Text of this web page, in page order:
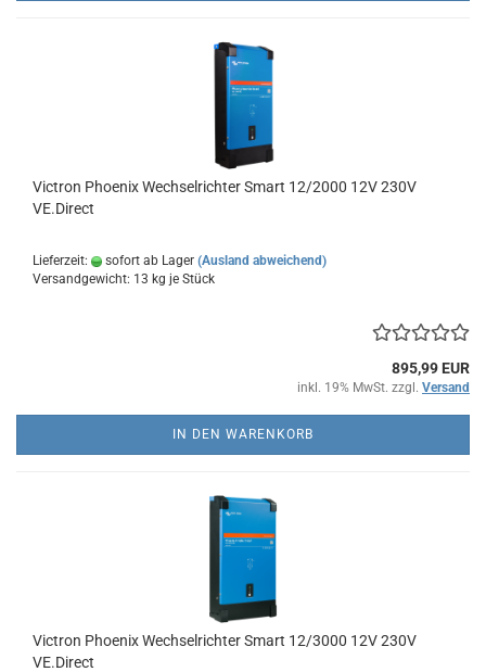
Victron Phoenix Wechselrichter Smart 12/2000 12V 230V
VE.Direct
Lieferzeit: sofort ab Lager (Ausland abweichend)
Versandgewicht: 13 kg je Stück
895,99 EUR
inkl. 19% MwSt. zzgl. Versand
IN DEN WARENKORB
Victron Phoenix Wechselrichter Smart 12/3000 12V 230V
VE.Direct